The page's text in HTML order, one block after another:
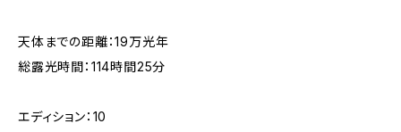
天体までの距離：19万光年
総露光時間：114時間25分
エディション：10